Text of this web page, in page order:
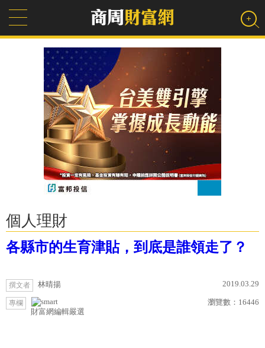
個人理財
各縣市的生育津貼，到底是誰領走了？
撰文者 林晴揚 2019.03.29
專欄
財富網編輯嚴選
瀏覽數： 16446